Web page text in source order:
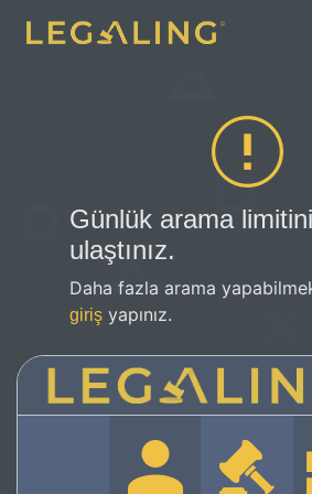
Günlük arama
ulaştınız.
Daha fazla arama
giriş yapınız.